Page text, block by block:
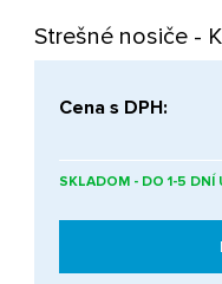
Strešné nosiče -
Cena s DPH:
SKLADOM - DO 1-5 DNÍ